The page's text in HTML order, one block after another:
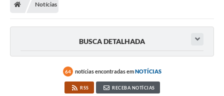
Notícias
BUSCA DETALHADA
64 notícias encontradas emNOTÍCIAS
RSS RECEBA NOTÍCIAS